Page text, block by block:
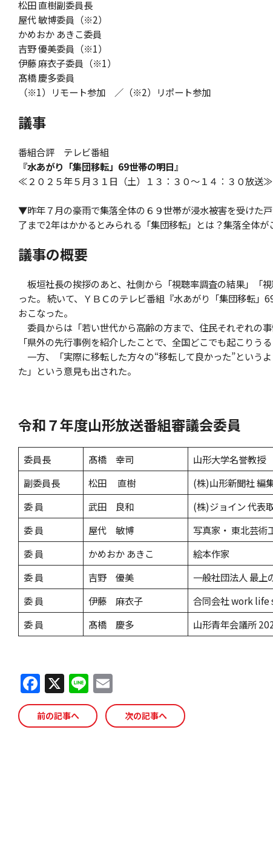
松田 直樹副委員長
屋代 敏博委員（※2）
かめおか あきこ委員
吉野 優美委員（※1）
伊藤 麻衣子委員（※1）
髙橋 慶多委員
（※1）リモート参加 ／（※2）リポート参加
議事
番組合評 テレビ番組
『水あがり「集団移転」69世帯の明日』
≪２０２５年５月３１日（土）１３：３０～１４：３０放送≫
▼昨年７月の豪雨で集落全体の６９世帯が浸水被害を受けた
了まで2年はかかるとみられる「集団移転」とは？集落全体が
議事の概要
板垣社長の挨拶のあと、社側から「視聴率調査の結果」「
った。 続いて、ＹＢＣのテレビ番組『水あがり「集団移転
おこなった。
委員からは「若い世代から高齢の方まで、住民それぞれの
「県外の先行事例を紹介したことで、全国どこでも起こりう
一方、「実際に移転した方々の“移転して良かった”という
た」という意見も出された。
令和７年度山形放送番組審議会委員
委員長 髙橋 幸司
山形大学名誉教授
副委員長
松田 直樹
(株)山形新聞社 編
委 員
武田 良和
(株)ジョイン 代表
委 員
屋代 敏博
写真家・ 東北芸術
委 員
かめおか あきこ
絵本作家
委 員
吉野 優美
一般社団法人 最上
委 員
伊藤 麻衣子
合同会社 work life
委 員
髙橋 慶多 山形青年会議所
F
a
c
X Li
n
e
m
ai
前の記事へ 次の記事へ